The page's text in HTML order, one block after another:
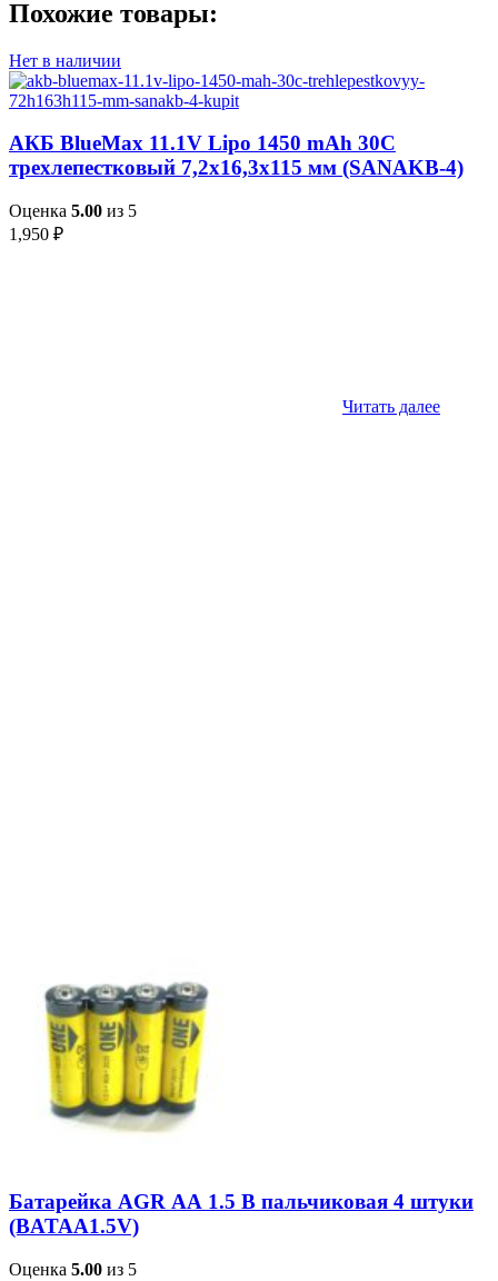
Похожие товары:
Нет в наличии
АКБ BlueMax 11.1V Lipo 1450 mAh 30C
трехлепестковый 7,2х16,3х115 мм (SANAKB-4)
Оценка 5.00 из 5
1,950 ₽
Читать далее
Батарейка AGR АА 1.5 В пальчиковая 4 штуки
(BATAA1.5V)
Оценка 5.00 из 5